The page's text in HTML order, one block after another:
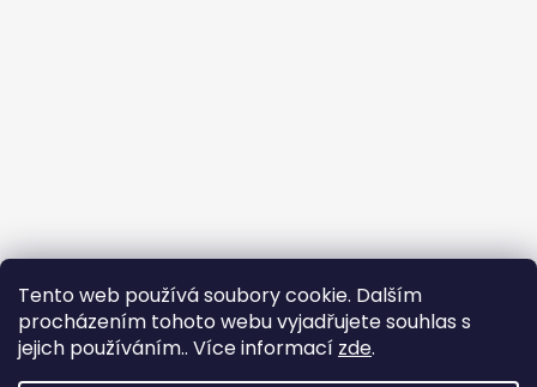
Tento web používá soubory cookie. Dalším
procházením tohoto webu vyjadřujete souhlas s
jejich používáním.. Více informací zde.